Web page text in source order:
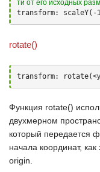
ти от его исходных
transform: scaleY(-1
rotate()
transform: rotate(
Функция rotate()
двухмерном
который передается
начала координат,
origin